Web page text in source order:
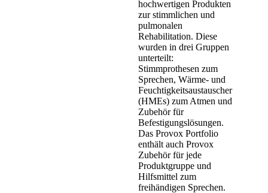
hochwertigen Produkten
zur stimmlichen und
pulmonalen
Rehabilitation. Diese
wurden in drei Gruppen
unterteilt:
Stimmprothesen zum
Sprechen, Wärme- und
Feuchtigkeitsaustauscher
(HMEs) zum Atmen und
Zubehör für
Befestigungslösungen.
Das Provox Portfolio
enthält auch Provox
Zubehör für jede
Produktgruppe und
Hilfsmittel zum
freihändigen Sprechen.